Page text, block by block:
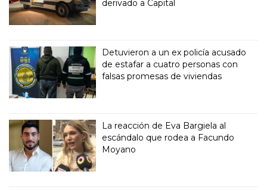
derivado a Capital
Detuvieron a un ex policía acusado
de estafar a cuatro personas con
falsas promesas de viviendas
La reacción de Eva Bargiela al
escándalo que rodea a Facundo
Moyano